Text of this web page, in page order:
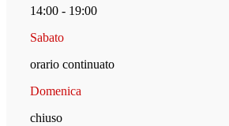
14:00 - 19:00
Sabato
orario continuato
Domenica
chiuso